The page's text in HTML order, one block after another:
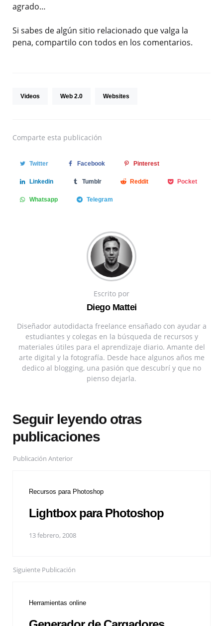
agrado…
Si sabes de algún sitio relacionado que valga la
pena, compartilo con todos en los comentarios.
Videos Web 2.0 Websites
Comparte esta publicación
Twitter Facebook Pinterest
Linkedin Tumblr Reddit Pocket
Whatsapp Telegram
Escrito por
Diego Mattei
Diseñador autodidacta freelance ensañado con ayudar a
estudiantes y colegas en la búsqueda de recursos y
materiales útiles para el aprendizaje diario. Amante del
arte digital y la fotografía. Desde hace algunos años me
dedico al blogging, una pasión que descubrí y que no
pienso dejarla.
Seguir leyendo otras
publicaciones
Publicación Anterior
Recursos para Photoshop
Lightbox para Photoshop
13 febrero, 2008
Siguiente Publicación
Herramientas online